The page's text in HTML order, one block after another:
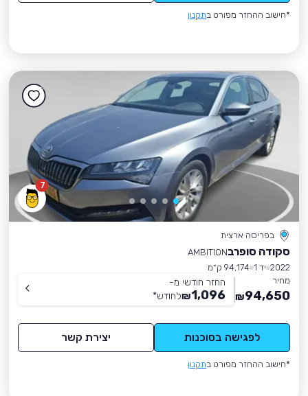
*חישוב ההחזר מפורט בתקנון
7
בפריסה ארצית
סקודה סופרבAMBITION
2022 יד 1
94,174 ק״מ
מחיר
94,650
₪
החזר חודשי מ-
1,096
₪לחודש*
לפגישה בסוכנות יצירת קשר
*חישוב ההחזר מפורט בתקנון